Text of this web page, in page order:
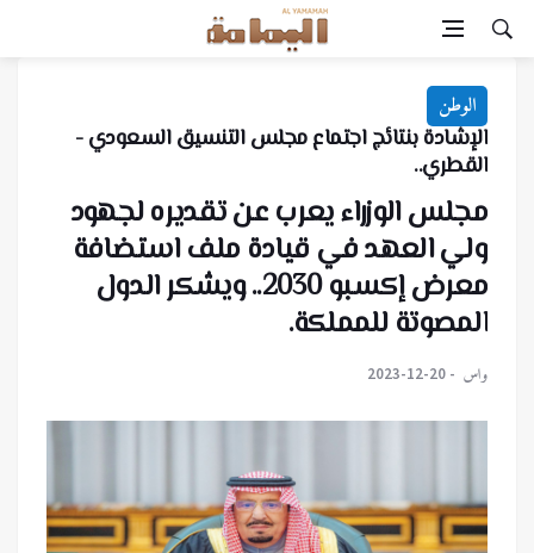
الوطن
الإشادة بنتائج اجتماع مجلس التنسيق السعودي -
القطري..
مجلس الوزراء يعرب عن تقديره لجهود
ولي العهد في قيادة ملف استضافة
معرض إكسبو 2030.. ويشكر الدول
المصوتة للمملكة.
واس 2023-12-20